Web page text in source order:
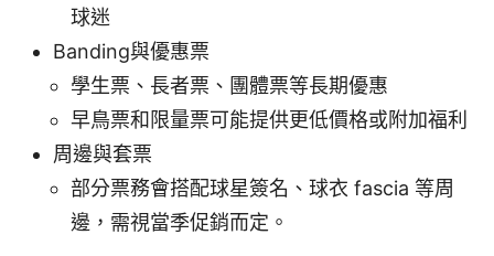
球迷
Banding與優惠票
學生票、長者票、團體票等長期優惠
早鳥票和限量票可能提供更低價格或附加福利
周邊與套票
部分票務會搭配球星簽名、球衣 fascia 等周
邊，需視當季促銷而定。